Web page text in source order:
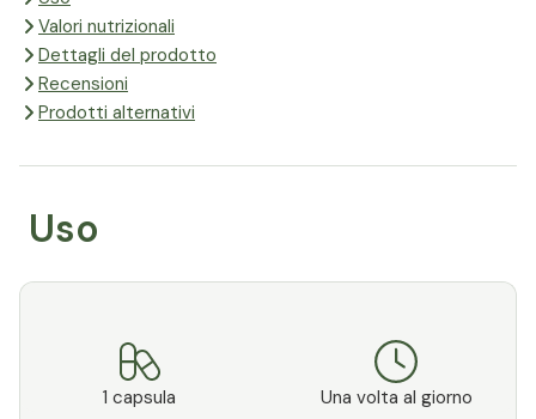
Valori nutrizionali
Dettagli del prodotto
Recensioni
Prodotti alternativi
Uso
1 capsula Una volta al giorno